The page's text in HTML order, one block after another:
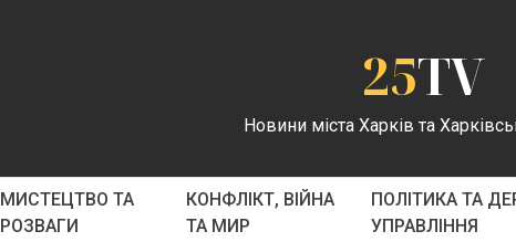
25TV
Новини міста Харків та
МИСТЕЦТВО ТА
РОЗВАГИ
КОНФЛІКТ, ВІЙНА
ТА МИР
ПОЛІТИКА ТА
УПРАВЛІННЯ